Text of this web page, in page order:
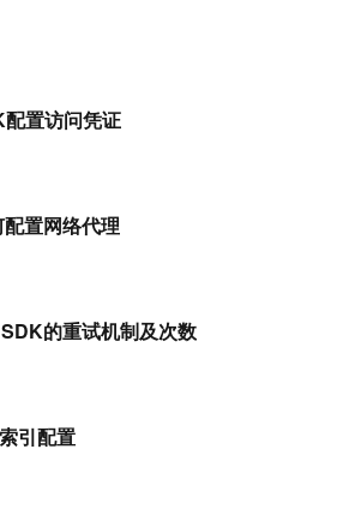
置访问凭证
置网络代理
的重试机制及次数
引配置